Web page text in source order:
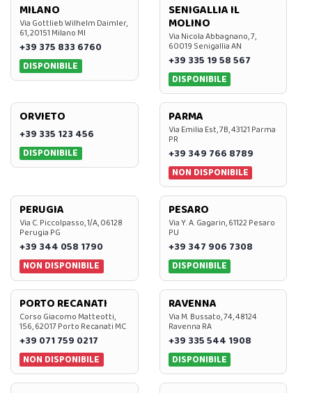
MILANO
Via Gottlieb Wilhelm Daimler,
61, 20151 Milano MI
+39 375 833 6760
DISPONIBILE
SENIGALLIA IL
MOLINO
Via Nicola Abbagnano, 7,
60019 Senigallia AN
+39 335 19 58 567
DISPONIBILE
ORVIETO
+39 335 123 456
DISPONIBILE
PARMA
Via Emilia Est, 7B, 43121 Parma
PR
+39 349 766 8789
NON DISPONIBILE
PERUGIA
Via C. Piccolpasso, 1/A, 06128
Perugia PG
+39 344 058 1790
NON DISPONIBILE
PESARO
Via Y. A. Gagarin, 61122 Pesaro
PU
+39 347 906 7308
DISPONIBILE
PORTO RECANATI
Corso Giacomo Matteotti,
156, 62017 Porto Recanati MC
+39 071 759 0217
NON DISPONIBILE
RAVENNA
Via M. Bussato, 74, 48124
Ravenna RA
+39 335 544 1908
DISPONIBILE